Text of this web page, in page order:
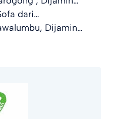
dari…
Dijamin…